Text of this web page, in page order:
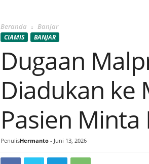
Beranda Banjar
CIAMIS BANJAR
Dugaan
Diadukan ke
Pasien Minta
PenulisHermanto- Juni 13, 2026